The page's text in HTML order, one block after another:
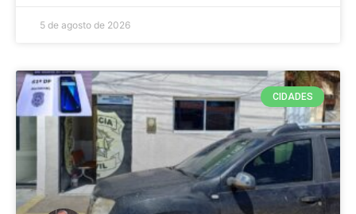
5 de agosto de 2026
CIDADES